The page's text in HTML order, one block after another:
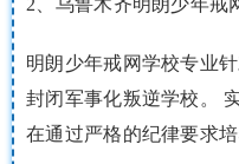
明朗少年戒网学校专业
封闭军事化叛逆学校。
在通过严格的纪律要求